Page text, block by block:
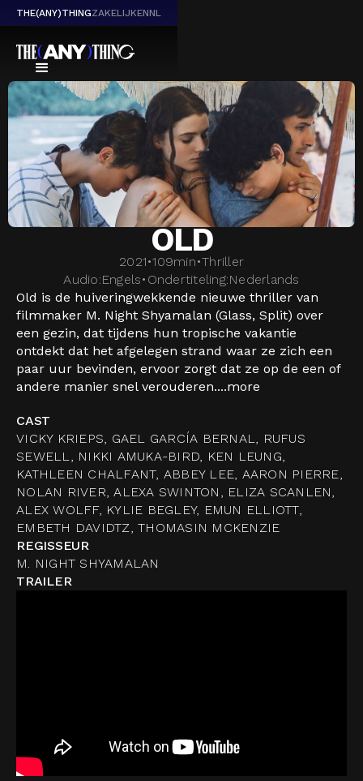
THE(ANY)THINGZAKELIJKENNL
OLD
2021•109min•Thriller
Audio:Engels• Ondertiteling:Nederlands
Old is de huiveringwekkende nieuwe thriller van
filmmaker M. Night Shyamalan (Glass, Split) over
een gezin, dat tijdens hun tropische vakantie
ontdekt dat het afgelegen strand waar ze zich een
paar uur bevinden, ervoor zorgt dat ze op de een of
andere manier snel verouderen....more
CAST
VICKY KRIEPS, GAEL GARCÍA BERNAL, RUFUS
SEWELL, NIKKI AMUKA-BIRD, KEN LEUNG,
KATHLEEN CHALFANT, ABBEY LEE, AARON PIERRE,
NOLAN RIVER, ALEXA SWINTON, ELIZA SCANLEN,
ALEX WOLFF, KYLIE BEGLEY, EMUN ELLIOTT,
EMBETH DAVIDTZ, THOMASIN MCKENZIE
REGISSEUR
M. NIGHT SHYAMALAN
TRAILER